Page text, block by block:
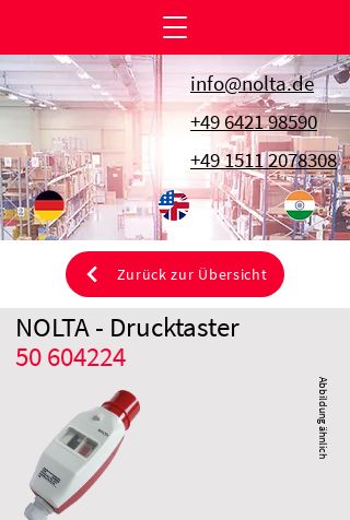
info@nolta.de
+49 6421 98590
+49 1511 2078308
Zurück zur Übersicht
50 604224
NOLTA - Drucktaster
Abbildung ähnlich